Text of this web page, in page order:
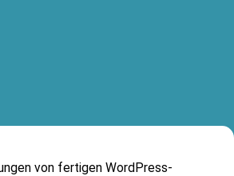
von fertigen WordPress-